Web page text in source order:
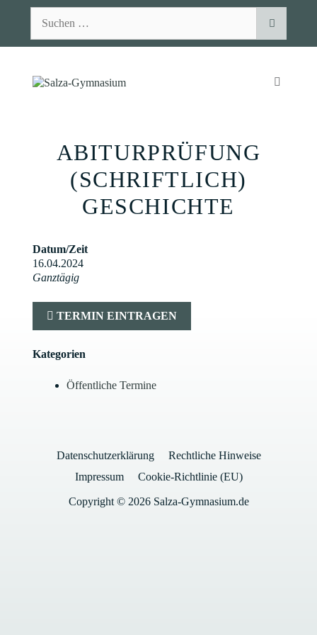
nach:
ABITURPRÜFUNG
(SCHRIFTLICH)
GESCHICHTE
Datum/Zeit
16.04.2024
Ganztägig
TERMIN EINTRAGEN
Kategorien
Öffentliche Termine
Datenschutzerklärung
Rechtliche Hinweise
Impressum
Cookie-Richtlinie (EU)
Copyright © 2026 Salza-Gymnasium.de